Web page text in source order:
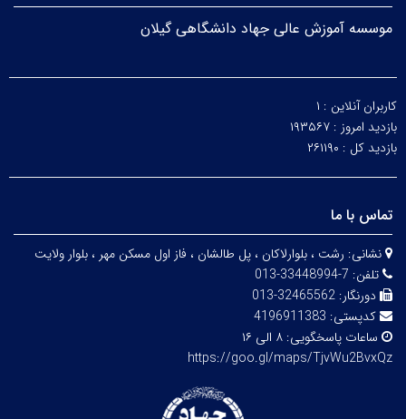
موسسه آموزش عالی جهاد دانشگاهی گیلان
کاربران آنلاین : ۱
بازدید امروز : ۱۹۳۵۶۷
بازدید کل : ۲۶۱۱۹۰
تماس با ما
نشانی: رشت ، بلوارلاکان ، پل طالشان ، فاز اول مسکن مهر ، بلوار ولایت
تلفن: 7-33448994-013
دورنگار: 32465562-013
کدپستی: 4196911383
ساعات پاسخگویی: ۸ الی ۱۶
https://goo.gl/maps/TjvWu2BvxQz